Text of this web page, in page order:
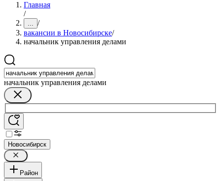
Главная
/
... /
вакансии в Новосибирске/
начальник управления делами
начальник управления делами
Новосибирск
Район